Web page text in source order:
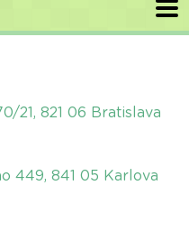
21, 821 06 Bratislava
449, 841 05 Karlova